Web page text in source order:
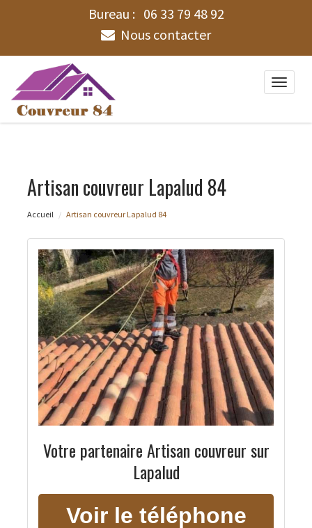
Bureau : 06 33 79 48 92
Nous contacter
Toggle
Artisan couvreur Lapalud 84
Accueil Artisan couvreur Lapalud 84
Votre partenaire Artisan couvreur sur
Lapalud